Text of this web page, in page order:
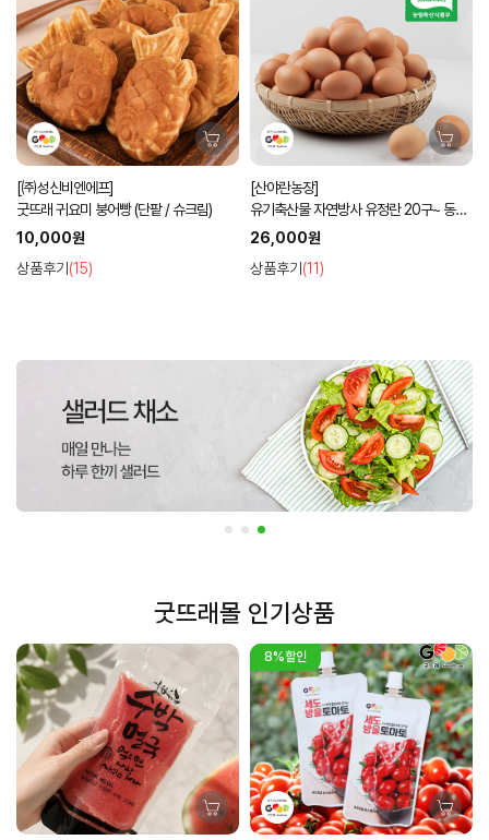
[㈜성신비엔에프]
굿뜨래 귀요미 붕어빵 (단팥 / 슈크림)
10,000원
상품후기 (15)
[산야란농장]
유기축산물 자연방사 유정란 20구~ 동물
복지
26,000원
상품후기 (11)
굿뜨래몰 인기상품
8%할인